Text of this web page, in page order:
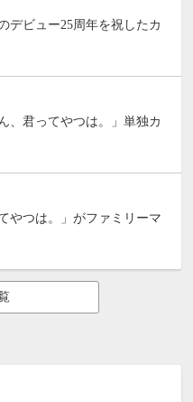
デビュー25周年を祝したカ
、君ってやつは。」単独カ
やつは。」がファミリーマ